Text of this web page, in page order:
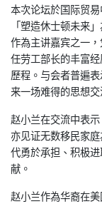
本次论坛於国际贸
「塑造休士顿未来
作為主讲嘉宾之一，
任劳工部长的丰富
歷程。与会者普遍表
来一场难得的思想交
赵小兰在交流中表
亦见证无数移民家
代勇於承担、积极
献。
赵小兰作為华裔在